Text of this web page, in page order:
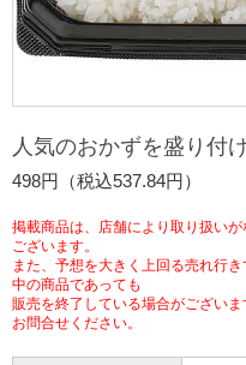
セブンプレミアム
ギフト
ニンテンドー・ダウンロード
マルチコピー機でできること
コピー
スキャン
宅配便
セブン銀行ATM
チケットサービス
チケットぴあ
タワーレコード
停電時のサービス停止のお
ニュースリリース
企業理念
会社概要
貸借対照表・損益計算書
サステナビリティ
セブン＆アイ・ホールディ
サステナビリティ活動基本
サステナビリティ推進体制
GREEN CHALLENGE 2050
加盟店オーナー募集
アルバイト情報
店舗検索
お問い合わせ
人気のおかずを盛り付
498円（税込537.84円）
掲載商品は、店舗により取り扱い
ございます。
また、予想を大きく上回る売れ行
中の商品であっても
販売を終了している場合がござい
お問合せください。